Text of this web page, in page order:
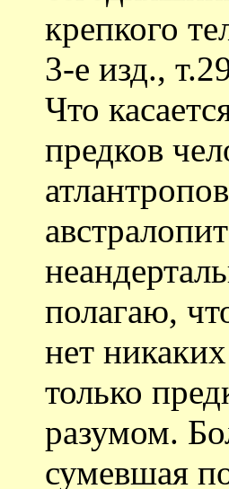
крепкого
3-е изд.,
Что
предков
полагаю,
нет
только
разумом.
сумевшая